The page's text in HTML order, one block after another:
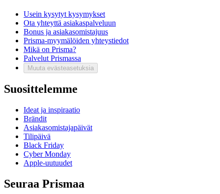
Usein kysytyt kysymykset
Ota yhteyttä asiakaspalveluun
Bonus ja asiakasomistajuus
Prisma-myymälöiden yhteystiedot
Mikä on Prisma?
Palvelut Prismassa
Muuta evästeasetuksia
Suosittelemme
Ideat ja inspiraatio
Brändit
Asiakasomistajapäivät
Tilipäivä
Black Friday
Cyber Monday
Apple-uutuudet
Seuraa Prismaa